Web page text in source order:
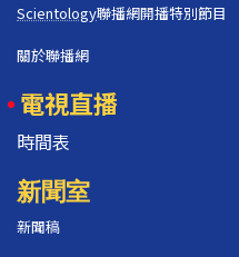
Scientology聯播網開播特別節目
關於聯播網
電視直播
時間表
新聞室
新聞稿